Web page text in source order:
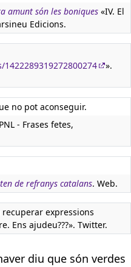
amunt són les boniques «IV. El
Edicions.
».
no pot aconseguir.
- Frases fetes,
de refranys catalans. Web.
recuperar expressions
Ens ajudeu???». Twitter.
diu que són verdes